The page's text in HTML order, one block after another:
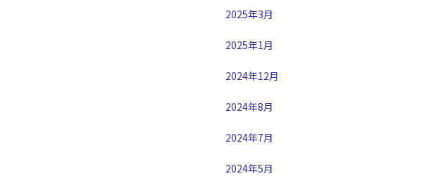
2025年3月
2025年1月
2024年12月
2024年8月
2024年7月
2024年5月